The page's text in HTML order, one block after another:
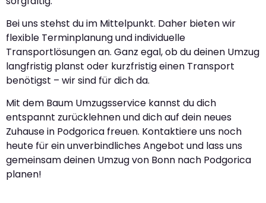
Bei uns stehst du im Mittelpunkt. Daher bieten wir
flexible Terminplanung und individuelle
Transportlösungen an. Ganz egal, ob du deinen Umzug
langfristig planst oder kurzfristig einen Transport
benötigst – wir sind für dich da.
Mit dem Baum Umzugsservice kannst du dich
entspannt zurücklehnen und dich auf dein neues
Zuhause in Podgorica freuen. Kontaktiere uns noch
heute für ein unverbindliches Angebot und lass uns
gemeinsam deinen Umzug von Bonn nach Podgorica
planen!